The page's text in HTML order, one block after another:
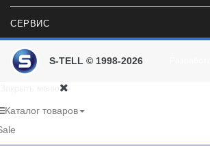
СЕРВИС
S-TELL © 1998-2026
Каталог товаров